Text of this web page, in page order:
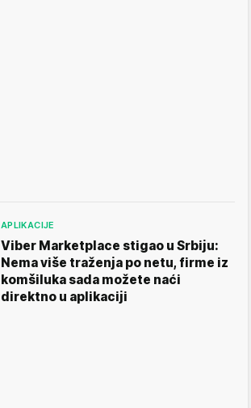
APLIKACIJE
Viber Marketplace stigao u Srbiju:
Nema više traženja po netu, firme iz
komšiluka sada možete naći
direktno u aplikaciji